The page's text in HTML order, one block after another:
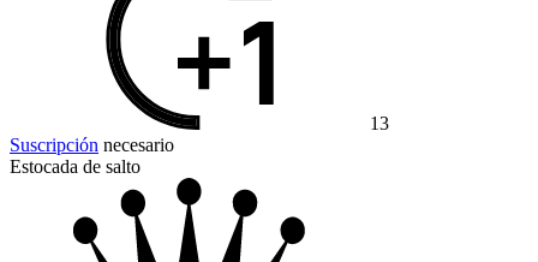
13
Suscripción necesario
Estocada de salto